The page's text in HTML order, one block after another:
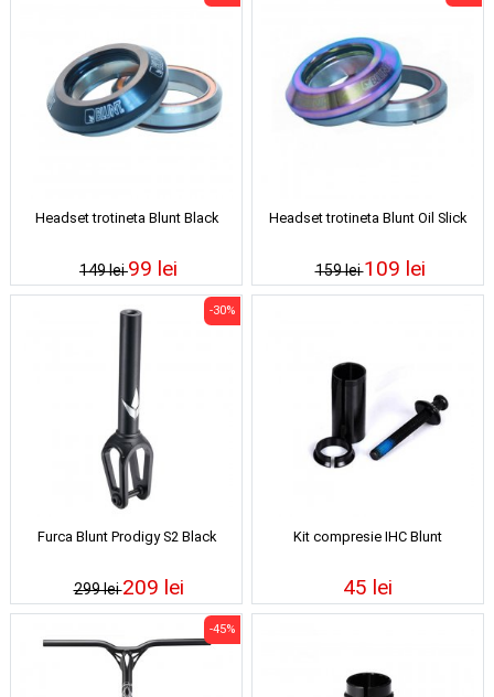
Headset trotineta Blunt Black
149 lei99 lei
Headset trotineta Blunt Oil Slick
159 lei109 lei
Furca Blunt Prodigy S2 Black
299 lei
-30%
209 lei
Kit compresie IHC Blunt
45 lei
-45%